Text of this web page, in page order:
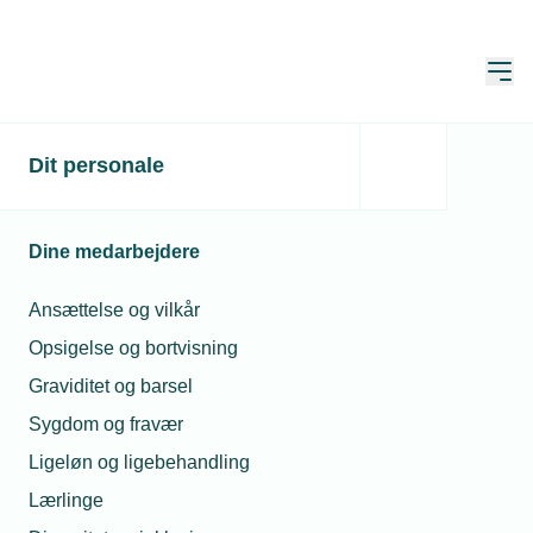
Dit personale
Dine medarbejdere
Ansættelse og vilkår
Opsigelse og bortvisning
Graviditet og barsel
Sygdom og fravær
Ligeløn og ligebehandling
Lærlinge
En gammel skrue og en